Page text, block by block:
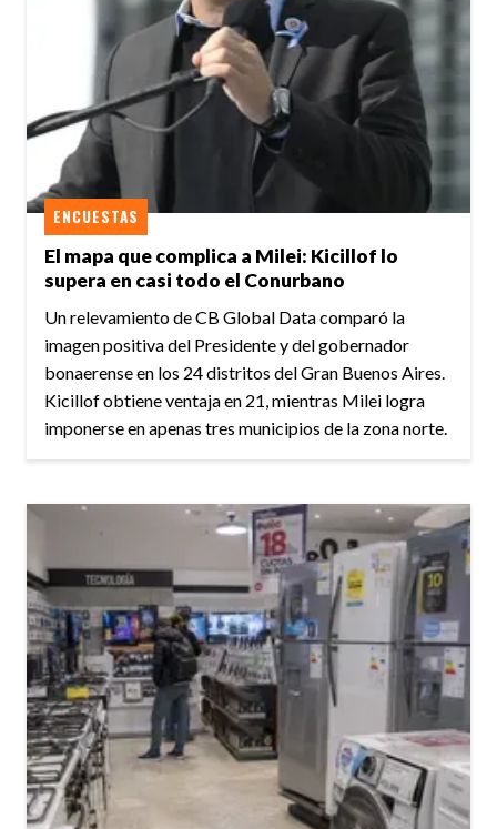
El mapa que complica a Milei: Kicillof lo
supera en casi todo el Conurbano
ENCUESTAS
Un relevamiento de CB Global Data comparó la
imagen positiva del Presidente y del gobernador
bonaerense en los 24 distritos del Gran Buenos Aires.
Kicillof obtiene ventaja en 21, mientras Milei logra
imponerse en apenas tres municipios de la zona norte.